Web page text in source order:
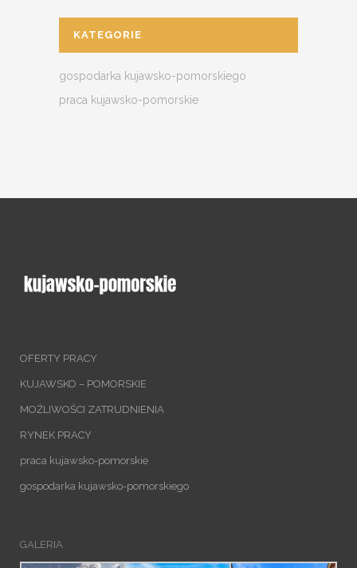
KATEGORIE
gospodarka kujawsko-pomorskiego
praca kujawsko-pomorskie
OFERTY PRACY
KUJAWSKO – POMORSKIE
MOŻLIWOŚCI ZATRUDNIENIA
RYNEK PRACY
praca kujawsko-pomorskie
gospodarka kujawsko-pomorskiego
GALERIA